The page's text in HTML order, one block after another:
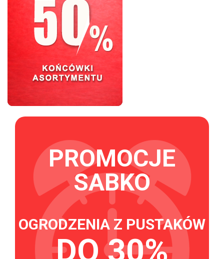
PROMOCJE
SABKO
OGRODZENIA Z PUSTAKÓW
DO 30%